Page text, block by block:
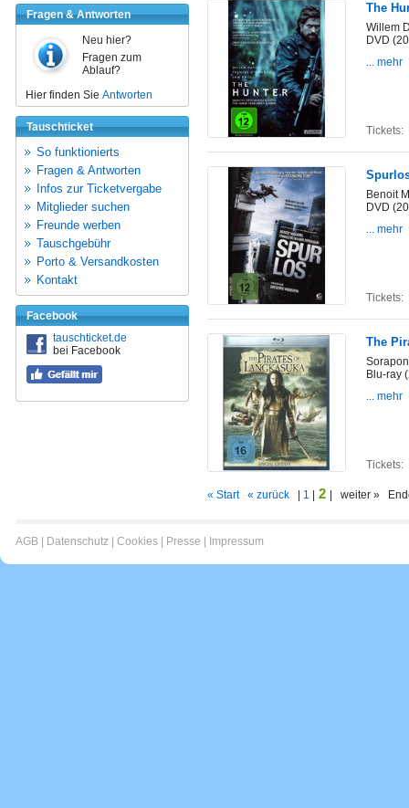
Fragen & Antworten
Neu hier?
Fragen zum
Ablauf?
Hier finden Sie Antworten
Tauschticket
So funktionierts
Fragen & Antworten
Infos zur Ticketvergabe
Mitglieder suchen
Freunde werben
Tauschgebühr
Porto & Versandkosten
Kontakt
Facebook
tauschticket.de
bei Facebook
The
Willem
DVD
... mehr
Tickets:
Benoit
DVD
... mehr
Tickets:
The
Blu-ray
... mehr
Tickets:
« Start « zurück 1 2 | weiter »
AGB Datenschutz Cookies Presse Impressum